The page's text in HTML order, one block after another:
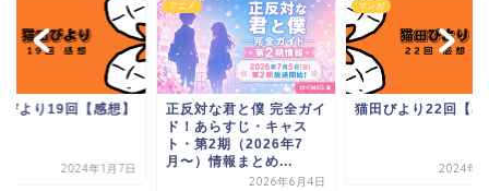
びより19回【感想】
2024年1月7日
アニメ
正反対な君と僕 完全ガイ
ド！あらすじ・キャス
ト・第2期（2026年7
月〜）情報まとめ...
2026年6月4日
マンガ
猫田びより22回【感
2024年1